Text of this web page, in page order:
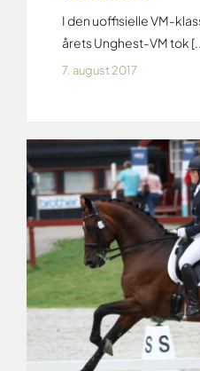
I den uoffisielle VM-
årets Unghest-VM tok
7. august 2017